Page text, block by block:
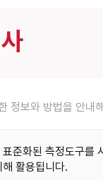
정보와 방법을 안내
표준화된 측정도구를
활용됩니다.